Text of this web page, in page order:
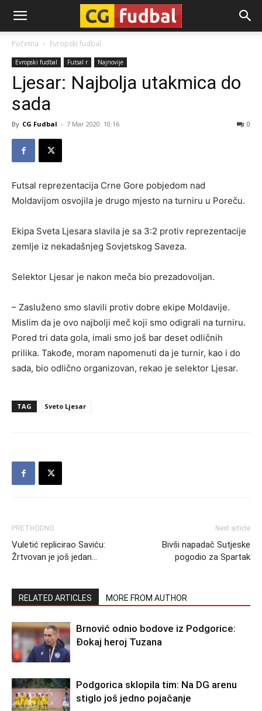
CG-
Fudbal
Početna Evropski fudbal
Evropski fudbal Futsal r Najnovije
Ljesar: Najbolja utakmica do
sada
By CG Fudbal - 7 Mar 2020. 10:16 0
Futsal reprezentacija Crne Gore pobjedom nad
Moldavijom osvojila je drugo mjesto na turniru u Poreču.
Ekipa Sveta Ljesara slavila je sa 3:2 protiv reprezentacije
zemlje iz nekadašnjeg Sovjetskog Saveza.
Selektor Ljesar je nakon meča bio prezadovoljan.
– Zasluženo smo slavili protiv dobre ekipe Moldavije.
Mislim da je ovo najbolji meč koji smo odigrali na turniru.
Pored tri data gola, imali smo još bar deset odličnih
prilika. Takođe, moram napomenuti da je turnir, kao i do
sada, bio odlično organizovan, rekao je selektor Ljesar.
TAG Sveto Ljesar
PRETHODNO
Vuletić replicirao Saviću:
Žrtvovan je još jedan…
Next article
Bivši napadač Sutjeske
pogodio za Spartak
RELATED ARTICLES MORE FROM AUTHOR
Brnović odnio bodove iz Podgorice:
Đokaj heroj Tuzana
Podgorica sklopila tim: Na DG arenu
stiglo još jedno pojačanje